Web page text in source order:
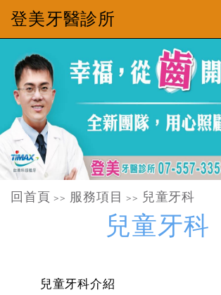
登美牙醫診所
回首頁 >> 服務項目 >> 兒童牙科
兒童牙科
兒童牙科介紹